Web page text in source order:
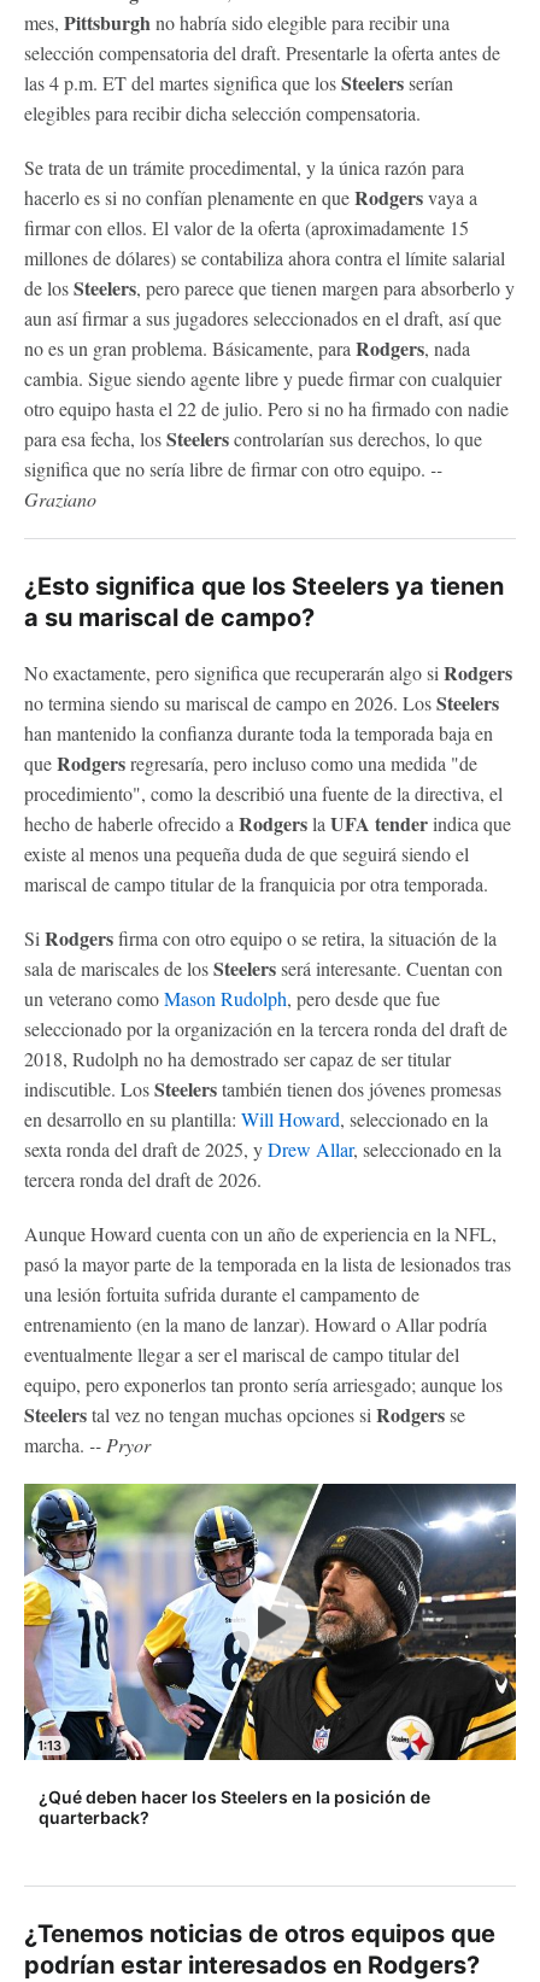
mes, Pittsburghno habría sido elegible para recibir una
selección compensatoria del draft. Presentarle la oferta antes de
las 4 p.m. ET del martes significa que losSteelersserían
elegibles para recibir dicha selección compensatoria.
Se trata de un trámite procedimental, y la única razón para
hacerlo es si no confían plenamente en queRodgersvaya a
firmar con ellos. El valor de la oferta (aproximadamente 15
millones de dólares) se contabiliza ahora contra el límite salarial
de losSteelers, pero parece que tienen margen para absorberlo y
aun así firmar a sus jugadores seleccionados en el draft, así que
no es un gran problema. Básicamente, para Rodgers, nada
cambia. Sigue siendo agente libre y puede firmar con cualquier
otro equipo hasta el 22 de julio. Pero si no ha firmado con nadie
para esa fecha, losSteelerscontrolarían sus derechos, lo que
significa que no sería libre de firmar con otro equipo. --
Graziano
¿Esto significa que los Steelers ya tienen
a su mariscal de campo?
No exactamente, pero significa que recuperarán algo si Rodgers
no termina siendo su mariscal de campo en 2026. LosSteelers
han mantenido la confianza durante toda la temporada baja en
queRodgersregresaría, pero incluso como una medida "de
procedimiento", como la describió una fuente de la directiva, el
hecho de haberle ofrecido a Rodgersla UFA tenderindica que
existe al menos una pequeña duda de que seguirá siendo el
mariscal de campo titular de la franquicia por otra temporada.
Si Rodgersfirma con otro equipo o se retira, la situación de la
sala de mariscales de losSteelersserá interesante. Cuentan con
un veterano comoMason Rudolph, pero desde que fue
seleccionado por la organización en la tercera ronda del draft de
2018, Rudolph no ha demostrado ser capaz de ser titular
indiscutible. LosSteelerstambién tienen dos jóvenes promesas
en desarrollo en su plantilla: Will Howard, seleccionado en la
sexta ronda del draft de 2025, yDrew Allar, seleccionado en la
tercera ronda del draft de 2026.
Aunque Howard cuenta con un año de experiencia en la NFL,
pasó la mayor parte de la temporada en la lista de lesionados tras
una lesión fortuita sufrida durante el campamento de
entrenamiento (en la mano de lanzar). Howard o Allar podría
eventualmente llegar a ser el mariscal de campo titular del
equipo, pero exponerlos tan pronto sería arriesgado; aunque los
Steelerstal vez no tengan muchas opciones si Rodgersse
marcha. -- Pryor
1:13
¿Qué deben hacer los Steelers en la posición de
quarterback?
¿Tenemos noticias de otros equipos que
podrían estar interesados en Rodgers?